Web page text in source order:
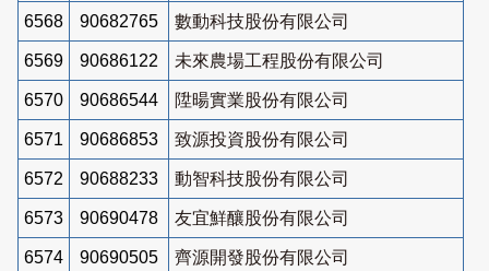
6568 90682765 數動科技股份有限公司
6569 90686122 未來農場工程股份有限公司
6570 90686544 陞暘實業股份有限公司
6571 90686853 致源投資股份有限公司
6572 90688233 動智科技股份有限公司
6573 90690478 友宜鮮釀股份有限公司
6574 90690505 齊源開發股份有限公司